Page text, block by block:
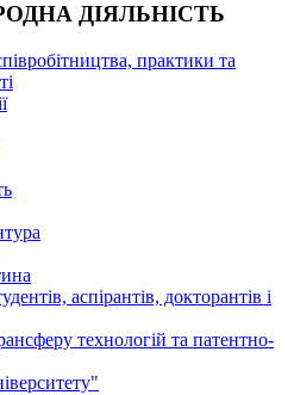
ДІЯЛЬНІСТЬ
практики та
аспірантів, докторантів і
технологій та патентно-